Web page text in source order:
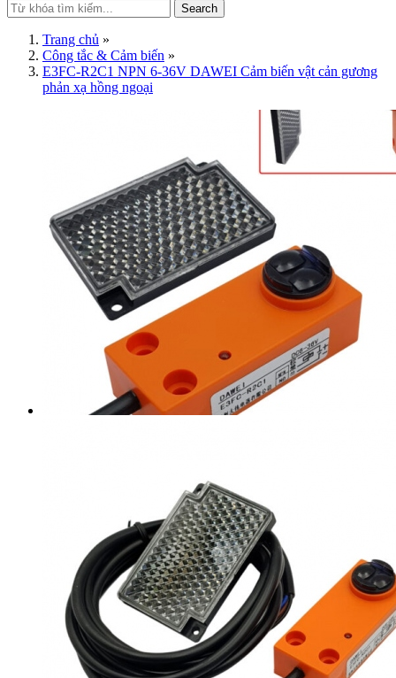
Search
Trang chủ »
Công tắc & Cảm biến »
E3FC-R2C1 NPN 6-36V DAWEI Cảm biến vật cản gương
phản xạ hồng ngoại